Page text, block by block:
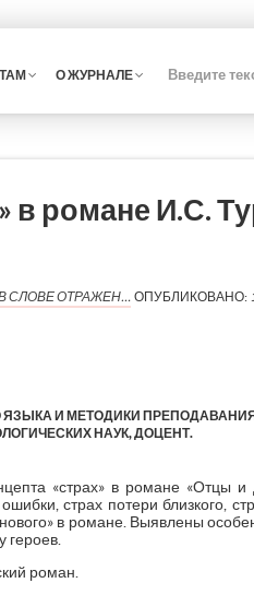
О ЖУРНАЛЕ
в романе И.С.
СЛОВЕ ОТРАЖЕН… ОПУБЛИКОВАНО:
И МЕТОДИКИ
НАУК, ДОЦЕНТ.
«страх» в романе «Отцы и
страх потери близкого,
в романе. Выявлены
героев.
роман.